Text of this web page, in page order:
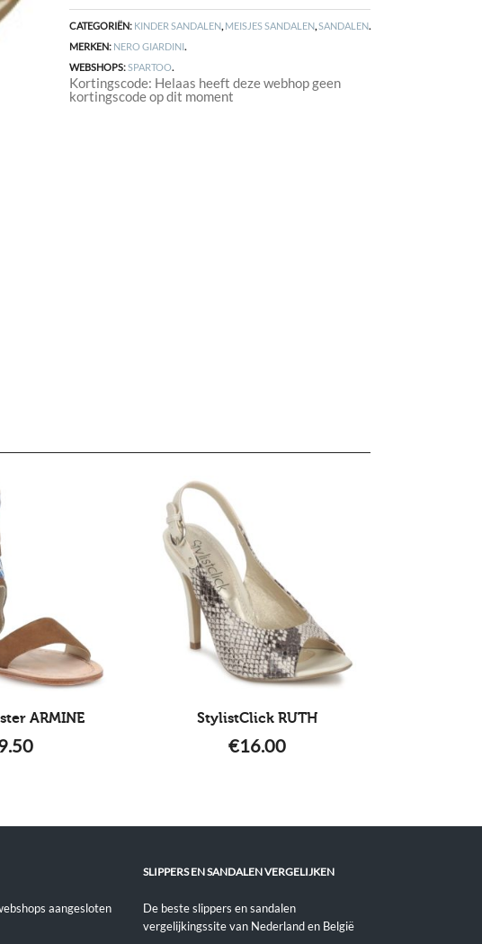
CATEGORIËN: KINDER SANDALEN, MEISJES SANDALEN,SANDALEN.
MERKEN: NERO GIARDINI.
WEBSHOPS:SPARTOO.
Kortingscode: Helaas heeft deze webhop geen
kortingscode op dit moment
ARMINE StylistClick RUTH
€16.00
aangesloten
SLIPPERS EN SANDALEN VERGELIJKEN
De beste slippers en sandalen
vergelijkingssite van Nederland en België